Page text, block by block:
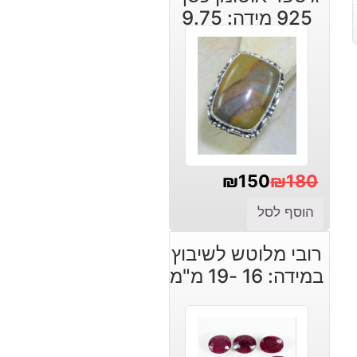
925 מידה: 9.75
₪180
המחיר
המקורי
היה:
₪180.
₪150
המחיר
הנוכחי
הוא:
₪150.
הוסף לסל
רובי מלוטש לשיבוץ
במידה: 16 -19 מ"מ